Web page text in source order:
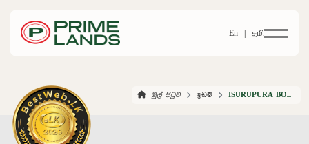
En | தமி
මුල් පිටුව ඉඩම් ISURUPURA BOWATTA